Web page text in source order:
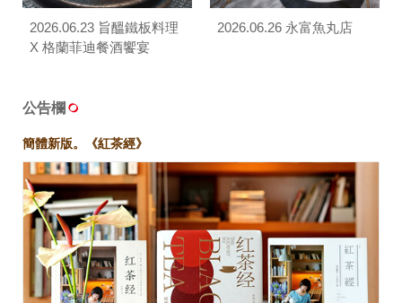
2026.06.23 旨醞鐵板料理
X 格蘭菲迪餐酒饗宴
2026.06.26 永富魚丸店
公告欄
簡體新版。《紅茶經》